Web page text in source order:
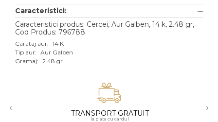
Aur alb
Aur roz
Aur mixt
18K
Caracteristici:
Caracteristici produs: Cercei, Aur Galben, 14 k, 2.48 gr,
Cod Produs: 796788
Carataj aur: 14 K
Tip aur: Aur Galben
Gramaj: 2.48 gr
‹ TRANSPORT GRATUIT
la plata cu cardul
›